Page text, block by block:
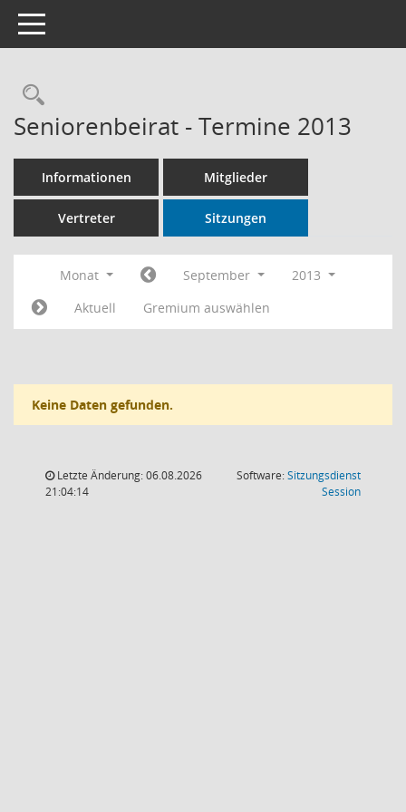
Toggle navigation
Rechercheauswahl
Seniorenbeirat - Termine 2013
Informationen Mitglieder
Vertreter Sitzungen
Monat September
2013
Aktuell
Gremium auswählen
Keine Daten gefunden.
Letzte Änderung: 06.08.2026
21:04:14
Software:Sitzungsdienst
Session(Wird in